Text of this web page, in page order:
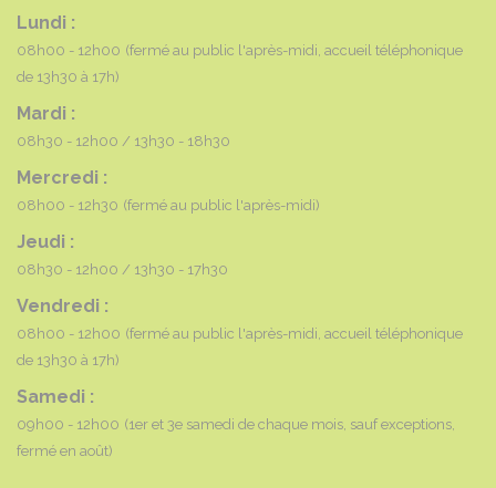
Lundi :
08h00 - 12h00 (fermé au public l'après-midi, accueil téléphonique
de 13h30 à 17h)
Mardi :
08h30 - 12h00 13h30 - 18h30
Mercredi :
08h00 - 12h30 (fermé au public l'après-midi)
Jeudi :
08h30 - 12h00 13h30 - 17h30
Vendredi :
08h00 - 12h00 (fermé au public l'après-midi, accueil téléphonique
de 13h30 à 17h)
Samedi :
09h00 - 12h00 (1er et 3e samedi de chaque mois, sauf exceptions,
fermé en août)